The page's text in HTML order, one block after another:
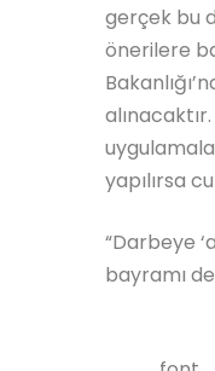
gerçek bu
önerilere
yapılırsa
“Darbeye
bayramı